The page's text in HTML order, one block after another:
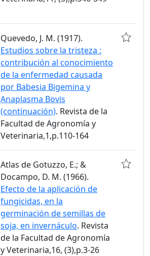
Quevedo, J. M. (1917).
Estudios sobre la tristeza :
contribución al conocimiento
de la enfermedad causada
por Babesia Bigemina y
Anaplasma Bovis
(continuación). Revista de la
Facultad de Agronomía y
Veterinaria,1,p.110-164
Atlas de Gotuzzo, E.; &
Docampo, D. M. (1966).
Efecto de la aplicación de
fungicidas, en la
germinación de semillas de
soja, en invernáculo. Revista
de la Facultad de Agronomía
y Veterinaria,16, (3),p.3-26